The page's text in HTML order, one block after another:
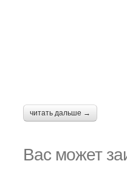
читать дальше →
Вас может